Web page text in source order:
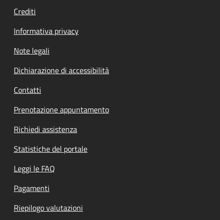
Crediti
Informativa privacy
Note legali
Dichiarazione di accessibilità
Contatti
Prenotazione appuntamento
Richiedi assistenza
Statistiche del portale
Leggi le FAQ
Pagamenti
Riepilogo valutazioni